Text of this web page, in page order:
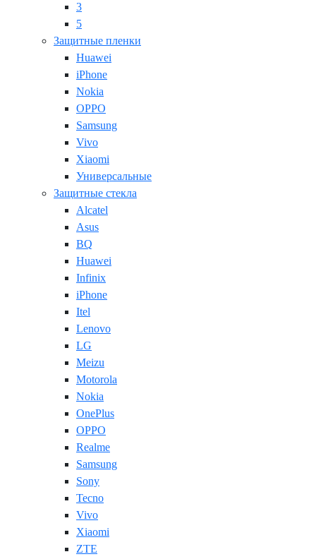
3
5
Защитные пленки
Huawei
iPhone
Nokia
OPPO
Samsung
Vivo
Xiaomi
Универсальные
Защитные стекла
Alcatel
Asus
BQ
Huawei
Infinix
iPhone
Itel
Lenovo
LG
Meizu
Motorola
Nokia
OnePlus
OPPO
Realme
Samsung
Sony
Tecno
Vivo
Xiaomi
ZTE